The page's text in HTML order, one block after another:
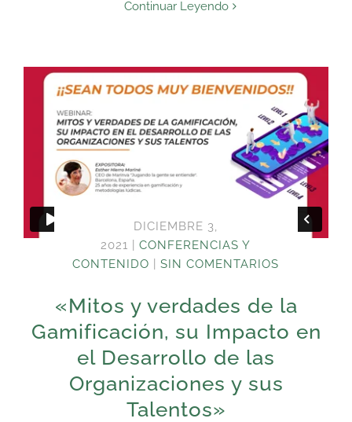
Continuar Leyendo
DICIEMBRE 3,
2021
CONFERENCIAS Y
CONTENIDO
SIN COMENTARIOS
«Mitos y verdades de la
Gamificación, su Impacto en
el Desarrollo de las
Organizaciones y sus
Talentos»